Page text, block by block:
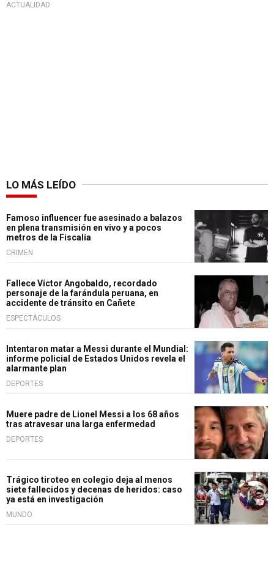
ACTUALIDAD
LO MÁS LEÍDO
Famoso influencer fue asesinado a balazos
en plena transmisión en vivo y a pocos
metros de la Fiscalía
CRIMEN
Fallece Víctor Angobaldo, recordado
personaje de la farándula peruana, en
accidente de tránsito en Cañete
ESPECTÁCULOS
Intentaron matar a Messi durante el Mundial:
informe policial de Estados Unidos revela el
alarmante plan
DEPORTES
Muere padre de Lionel Messi a los 68 años
tras atravesar una larga enfermedad
DEPORTES
Trágico tiroteo en colegio deja al menos
siete fallecidos y decenas de heridos: caso
ya está en investigación
MUNDO